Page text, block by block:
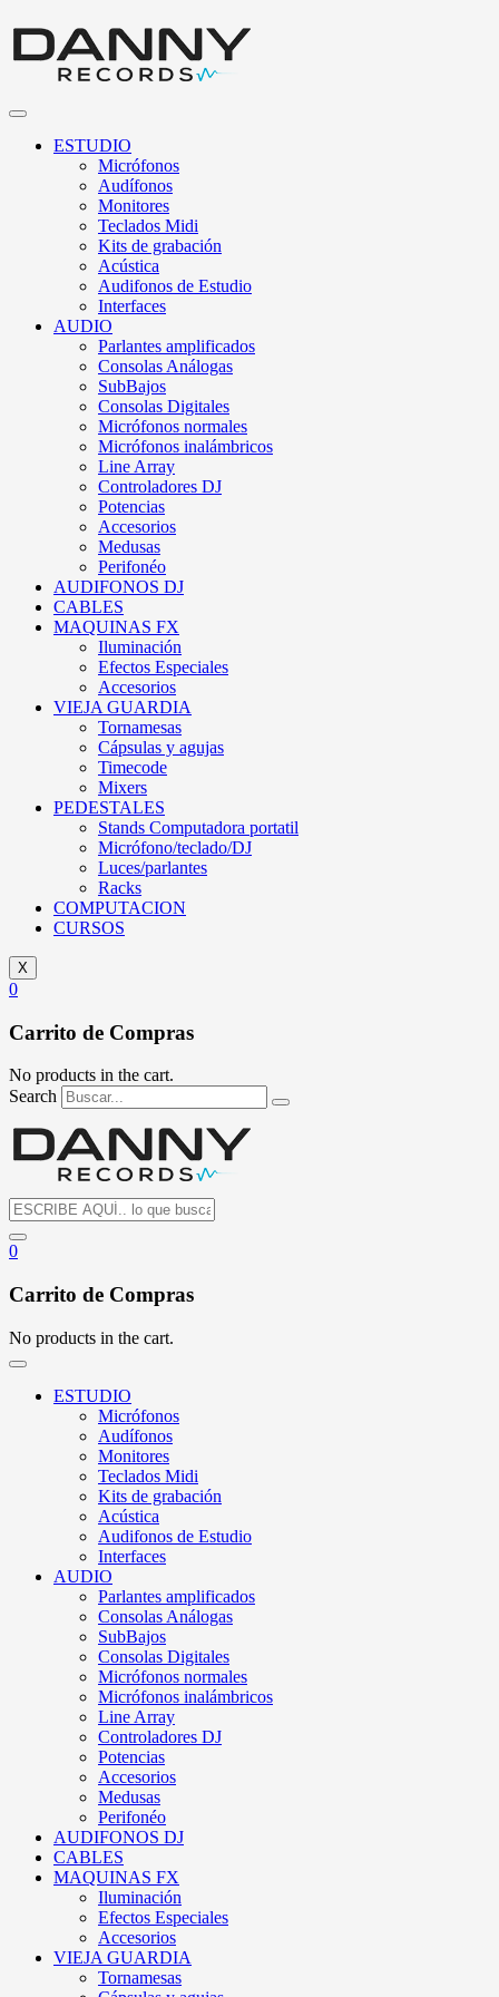
ESTUDIO
Micrófonos
Audífonos
Monitores
Teclados Midi
Kits de grabación
Acústica
Audifonos de Estudio
Interfaces
AUDIO
Parlantes amplificados
Consolas Análogas
SubBajos
Consolas Digitales
Micrófonos normales
Micrófonos inalámbricos
Line Array
Controladores DJ
Potencias
Accesorios
Medusas
Perifonéo
AUDIFONOS DJ
CABLES
MAQUINAS FX
Iluminación
Efectos Especiales
Accesorios
VIEJA GUARDIA
Tornamesas
Cápsulas y agujas
Timecode
Mixers
PEDESTALES
Stands Computadora portatil
Micrófono/teclado/DJ
Luces/parlantes
Racks
COMPUTACION
CURSOS
X
0
Carrito de Compras
No products in the cart.
Search
0
Carrito de Compras
No products in the cart.
ESTUDIO
Micrófonos
Audífonos
Monitores
Teclados Midi
Kits de grabación
Acústica
Audifonos de Estudio
Interfaces
AUDIO
Parlantes amplificados
Consolas Análogas
SubBajos
Consolas Digitales
Micrófonos normales
Micrófonos inalámbricos
Line Array
Controladores DJ
Potencias
Accesorios
Medusas
Perifonéo
AUDIFONOS DJ
CABLES
MAQUINAS FX
Iluminación
Efectos Especiales
Accesorios
VIEJA GUARDIA
Tornamesas